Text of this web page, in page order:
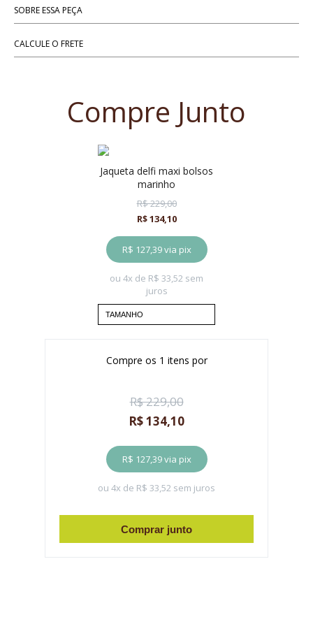
SOBRE ESSA PEÇA
CALCULE O FRETE
Compre Junto
jaqueta delfi maxi bolsos
marinho
R$ 229,00
R$ 134,10
R$ 127,39via pix
ou 4x de R$ 33,52 sem
juros
TAMANHO
40
Compre os 1 itens por
R$ 229,00
R$ 134,10
R$ 127,39via pix
ou 4x de R$ 33,52 sem juros
Comprar junto